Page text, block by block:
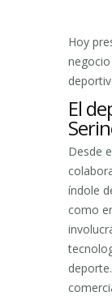
Hoy
El
Desde
índole
como